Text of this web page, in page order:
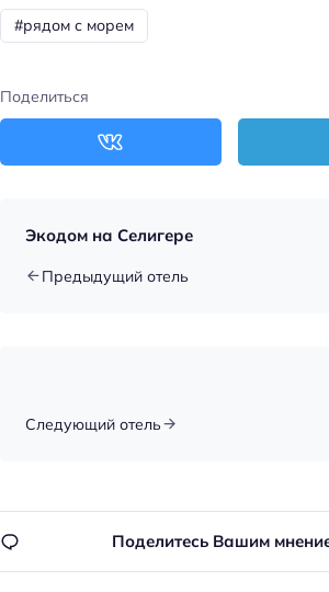
#рядом с морем
Поделиться
Экодом на Селигере
Предыдущий отель
Следующий отель
Поделитесь Вашим